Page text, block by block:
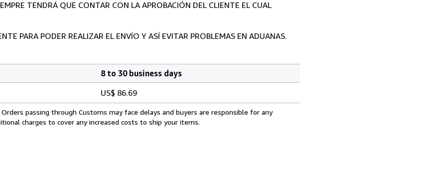
TENDRÁ QUE CONTAR CON LA APROBACIÓN DEL CLIENTE EL CUAL
PARA PODER REALIZAR EL ENVÍO Y ASÍ EVITAR PROBLEMAS EN ADUANAS.
8 to 30 business days
US$ 86.69
passing through Customs may face delays and buyers are responsible for any
charges to cover any increased costs to ship your items.